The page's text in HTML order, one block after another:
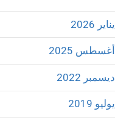
يناير 2026
أغسطس 2025
ديسمبر 2022
يوليو 2019